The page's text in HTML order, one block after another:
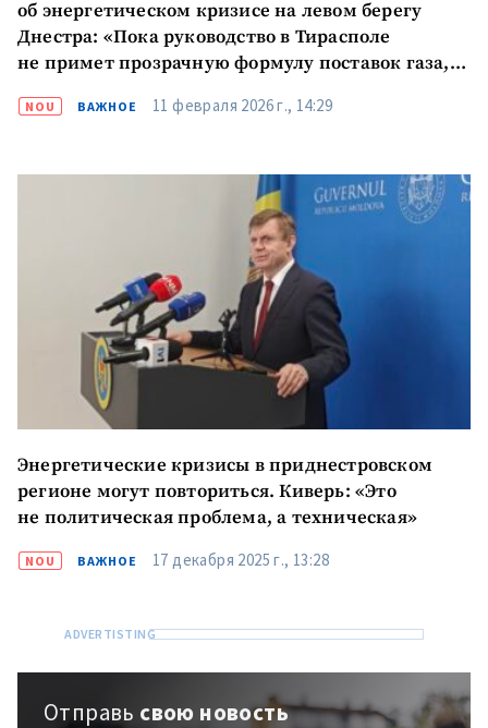
in English
об энергетическом кризисе на левом берегу
Днестра: «Пока руководство в Тирасполе
не примет прозрачную формулу поставок газа,
NOU ВАЖНОЕ 11 февраля 2026 г., 14:29
Энергетические кризисы в приднестровском
регионе могут повториться. Киверь: «Это
не политическая проблема, а техническая»
NOU ВАЖНОЕ 17 декабря 2025 г., 13:28
Отправь свою новость